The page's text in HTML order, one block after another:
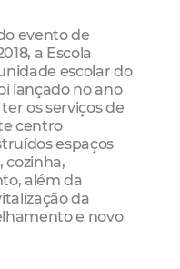
evento de
a Escola
escolar do
lançado no ano
os serviços de
centro
espaços
cozinha,
além da
da
e novo